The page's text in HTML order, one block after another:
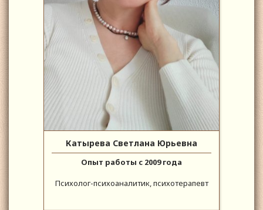
Катырева Светлана Юрьевна
Опыт работы с 2009 года
Психолог-психоаналитик, психотерапевт